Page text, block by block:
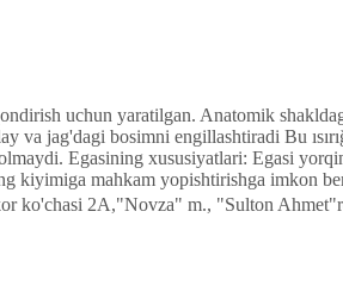
uchun yaratilgan. Anatomik
va jag'dagi bosimni engillashtiradi Bu
. Egasining xususiyatlari: Egasi
kiyimiga mahkam yopishtirishga imkon
ko'chasi 2A,"Novza" m., "Sulton Ahmet"